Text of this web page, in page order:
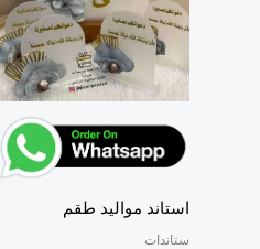
استاند مواليد طقم
ستاندات